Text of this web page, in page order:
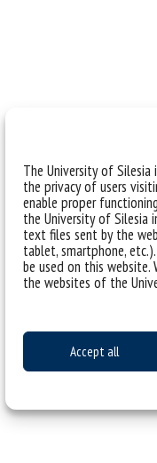
The University of
the privacy of users
enable proper
the University of Silesia
text files sent by the
tablet, smartphone,
be used on this website.
the websites of the
Accept all